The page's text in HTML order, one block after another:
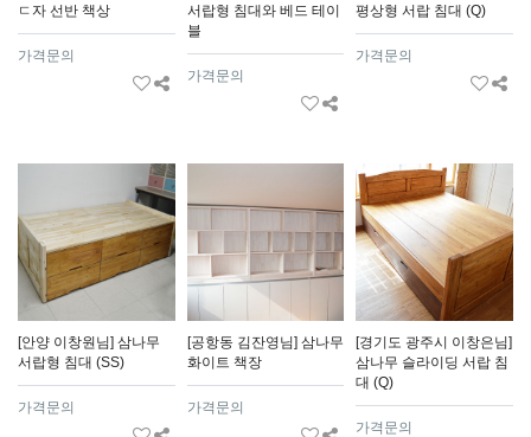
ㄷ자 선반 책상
가격문의
서랍형 침대와 베드 테이
블
가격문의
평상형 서랍 침대 (Q)
가격문의
[안양 이창원님] 삼나무
서랍형 침대 (SS)
가격문의
[공항동 김잔영님] 삼나무
화이트 책장
가격문의
[경기도 광주시 이창은님]
삼나무 슬라이딩 서랍 침
대 (Q)
가격문의